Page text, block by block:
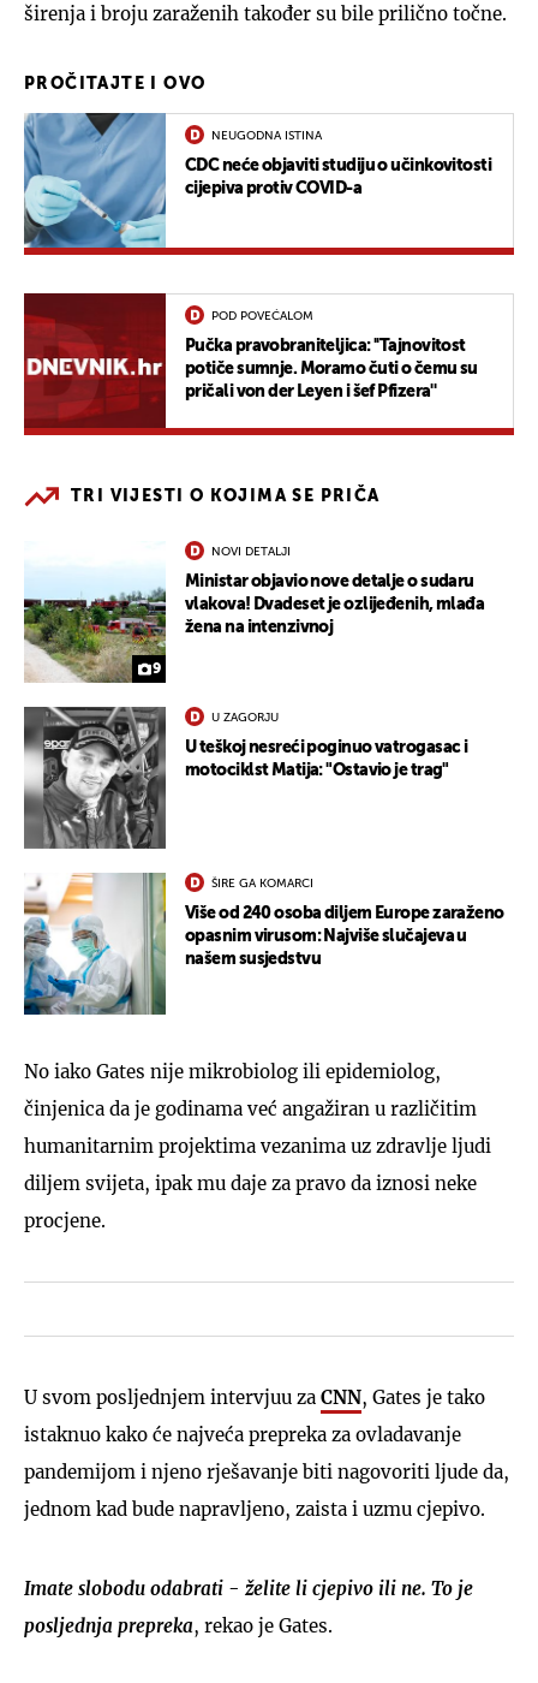
širenja i broju zaraženih također su bile prilično točne.
PROČITAJTE I OVO
NEUGODNA ISTINA
CDC neće objaviti studiju o učinkovitosti
cijepiva protiv COVID-a
POD POVEĆALOM
Pučka pravobraniteljica: ''Tajnovitost
potiče sumnje. Moramo čuti o čemu su
pričali von der Leyen i šef Pfizera''
TRI VIJESTI O KOJIMA SE PRIČA
9
NOVI DETALJI
Ministar objavio nove detalje o sudaru
vlakova! Dvadeset je ozlijeđenih, mlađa
žena na intenzivnoj
U ZAGORJU
U teškoj nesreći poginuo vatrogasac i
motociklst Matija: "Ostavio je trag"
ŠIRE GA KOMARCI
Više od 240 osoba diljem Europe zaraženo
opasnim virusom: Najviše slučajeva u
našem susjedstvu
No iako Gates nije mikrobiolog ili epidemiolog,
činjenica da je godinama već angažiran u različitim
humanitarnim projektima vezanima uz zdravlje ljudi
diljem svijeta, ipak mu daje za pravo da iznosi neke
procjene.
U svom posljednjem intervjuu za CNN, Gates je tako
istaknuo kako će najveća prepreka za ovladavanje
pandemijom i njeno rješavanje biti nagovoriti ljude da,
jednom kad bude napravljeno, zaista i uzmu cjepivo.
Imate slobodu odabrati - želite li cjepivo ili ne. To je
posljednja prepreka, rekao je Gates.